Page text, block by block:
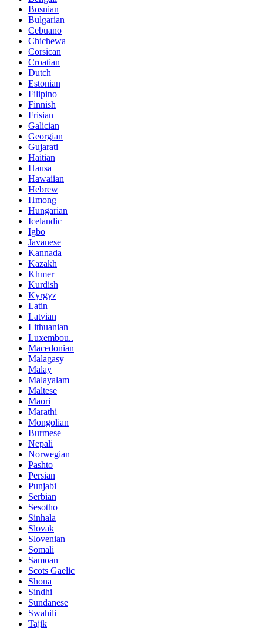
Bosnian
Bulgarian
Cebuano
Chichewa
Corsican
Croatian
Dutch
Estonian
Filipino
Finnish
Frisian
Galician
Georgian
Gujarati
Haitian
Hausa
Hawaiian
Hebrew
Hmong
Hungarian
Icelandic
Igbo
Javanese
Kannada
Kazakh
Khmer
Kurdish
Kyrgyz
Latin
Latvian
Lithuanian
Luxembou..
Macedonian
Malagasy
Malay
Malayalam
Maltese
Maori
Marathi
Mongolian
Burmese
Nepali
Norwegian
Pashto
Persian
Punjabi
Serbian
Sesotho
Sinhala
Slovak
Slovenian
Somali
Samoan
Scots Gaelic
Shona
Sindhi
Sundanese
Swahili
Tajik